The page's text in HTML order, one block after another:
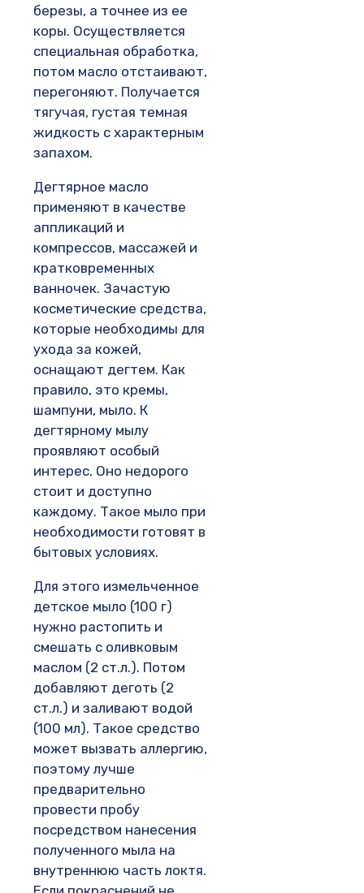
березы, а точнее из ее
коры. Осуществляется
специальная обработка,
потом масло отстаивают,
перегоняют. Получается
тягучая, густая темная
жидкость с характерным
запахом.
Дегтярное масло
применяют в качестве
аппликаций и
компрессов, массажей и
кратковременных
ванночек. Зачастую
косметические средства,
которые необходимы для
ухода за кожей,
оснащают дегтем. Как
правило, это кремы,
шампуни, мыло. К
дегтярному мылу
проявляют особый
интерес. Оно недорого
стоит и доступно
каждому. Такое мыло при
необходимости готовят в
бытовых условиях.
Для этого измельченное
детское мыло (100 г)
нужно растопить и
смешать с оливковым
маслом (2 ст.л.). Потом
добавляют деготь (2
ст.л.) и заливают водой
(100 мл). Такое средство
может вызвать аллергию,
поэтому лучше
предварительно
провести пробу
посредством нанесения
полученного мыла на
внутреннюю часть локтя.